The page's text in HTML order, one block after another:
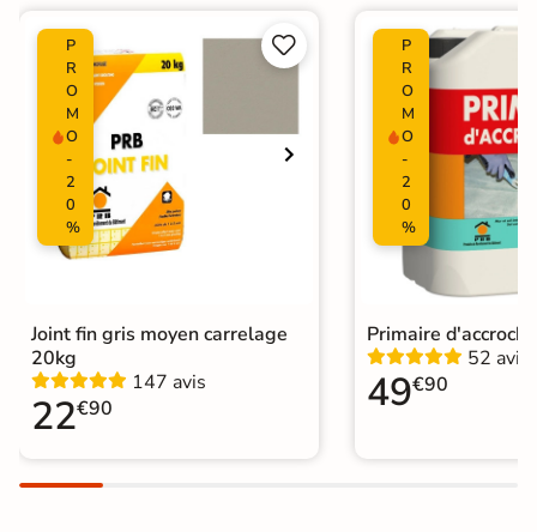
Finition Mate
Surface
Résistant au Gel
Plancher
Chauffant
Choix 1er Choix
Pose
P
R
O
M
O
-
2
0
%


Joint fin gris moyen carrelage
20kg
147 avis
22€90
P
R
O
M
O
-
2
0
%
Primaire
52 avis
49€90